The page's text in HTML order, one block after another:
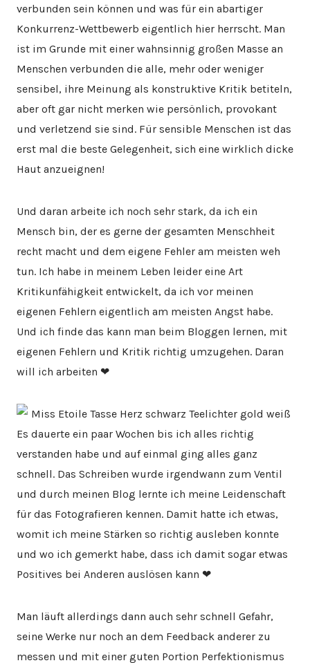
verbunden sein können und was für ein abartiger
Konkurrenz-Wettbewerb eigentlich hier herrscht. Man
ist im Grunde mit einer wahnsinnig großen Masse an
Menschen verbunden die alle, mehr oder weniger
sensibel, ihre Meinung als konstruktive Kritik betiteln,
aber oft gar nicht merken wie persönlich, provokant
und verletzend sie sind. Für sensible Menschen ist das
erst mal die beste Gelegenheit, sich eine wirklich dicke
Haut anzueignen!
Und daran arbeite ich noch sehr stark, da ich ein
Mensch bin, der es gerne der gesamten Menschheit
recht macht und dem eigene Fehler am meisten weh
tun. Ich habe in meinem Leben leider eine Art
Kritikunfähigkeit entwickelt, da ich vor meinen
eigenen Fehlern eigentlich am meisten Angst habe.
Und ich finde das kann man beim Bloggen lernen, mit
eigenen Fehlern und Kritik richtig umzugehen. Daran
will ich arbeiten ❤
Es dauerte ein paar Wochen bis ich alles richtig
verstanden habe und auf einmal ging alles ganz
schnell. Das Schreiben wurde irgendwann zum Ventil
und durch meinen Blog lernte ich meine Leidenschaft
für das Fotografieren kennen. Damit hatte ich etwas,
womit ich meine Stärken so richtig ausleben konnte
und wo ich gemerkt habe, dass ich damit sogar etwas
Positives bei Anderen auslösen kann ❤
Man läuft allerdings dann auch sehr schnell Gefahr,
seine Werke nur noch an dem Feedback anderer zu
messen und mit einer guten Portion Perfektionismus